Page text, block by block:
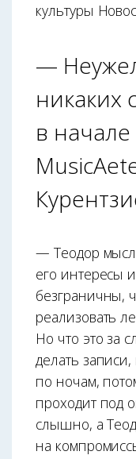
культуры
—
никаких
в начале
— Теодор
его интересы
безграничны,
реализовать
Но что это за
делать
по ночам,
проходит под
слышно, а
на